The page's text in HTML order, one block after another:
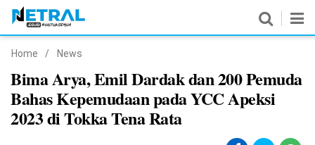
Nasional
Pemerintahan
Home / News
Bima Arya, Emil Dardak dan 200 Pemuda
Bahas Kepemudaan pada YCC Apeksi
2023 di Tokka Tena Rata